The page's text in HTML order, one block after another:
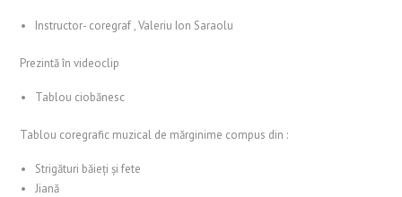
Instructor- coregraf , Valeriu Ion Saraolu
Prezintă în videoclip
Tablou ciobănesc
Tablou coregrafic muzical de mărginime compus din :
Strigături băieți și fete
Jiană